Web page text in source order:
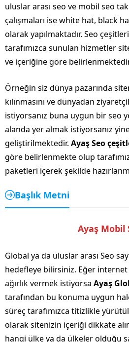
uluslar arası seo ve mobil seo
çalışmaları ise white hat, black
olarak yapılmaktadır. Seo
tarafımızca sunulan hizmetler
ve içeriğine göre
Örneğin siz dünya pazarında
kılınmasını ve dünyadan
istiyorsanız buna uygun bir seo
alanda yer almak istiyorsanız
geliştirilmektedir. Ayaş Seo
göre belirlenmekte olup
paketleri içerek şekilde
Başlık Metni
Ayaş Mobil
Global ya da uluslar arası Seo
hedefleye bilirsiniz. Eğer internet
ağırlık vermek istiyorsa Ayaş
tarafından bu konuma uygun
süreç tarafımızca titizlikle
olarak sitenizin içeriği dikkate
hangi ülke ya da ülkeler olduğu